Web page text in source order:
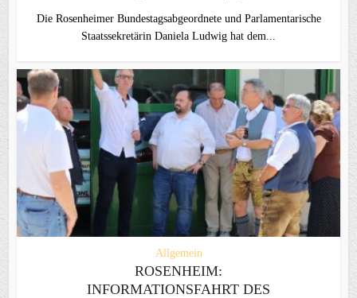
Die Rosenheimer Bundestagsabgeordnete und Parlamentarische
Staatssekretärin Daniela Ludwig hat dem...
Allgemein
ROSENHEIM:
INFORMATIONSFAHRT DES